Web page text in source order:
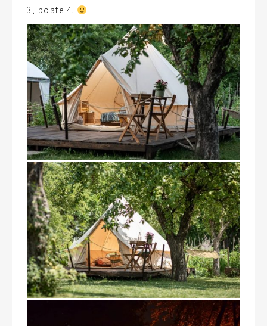
3, poate 4.